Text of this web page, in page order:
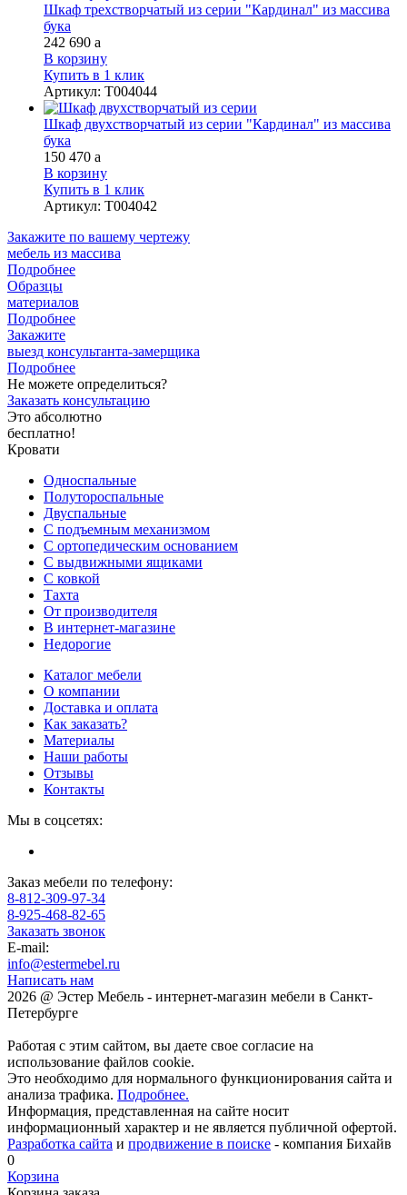
Шкаф трехстворчатый из серии "Кардинал" из массива
бука
242 690 a
В корзину
Купить в 1 клик
Артикул: Т004044
Шкаф двухстворчатый из серии "Кардинал" из массива
бука
150 470 a
В корзину
Купить в 1 клик
Артикул: Т004042
Закажите по вашему чертежу
мебель из массива
Подробнее
Образцы
материалов
Подробнее
Закажите
выезд консультанта-замерщика
Подробнее
Не можете определиться?
Заказать консультацию
Это абсолютно
бесплатно!
Кровати
Односпальные
Полутороспальные
Двуспальные
С подъемным механизмом
С ортопедическим основанием
С выдвижными ящиками
С ковкой
Тахта
От производителя
В интернет-магазине
Недорогие
Каталог мебели
О компании
Доставка и оплата
Как заказать?
Материалы
Наши работы
Отзывы
Контакты
Мы в соцсетях:
Заказ мебели по телефону:
8-812-309-97-34
8-925-468-82-65
Заказать звонок
E-mail:
info@estermebel.ru
Написать нам
2026 @ Эстер Мебель - интернет-магазин мебели в Санкт-
Петербурге
Работая с этим сайтом, вы даете свое согласие на
использование файлов cookie.
Это необходимо для нормального функционирования сайта и
анализа трафика. Подробнее.
Информация, представленная на сайте носит
информационный характер и не является публичной офертой.
Разработка сайта и продвижение в поиске - компания Бихайв
0
Корзина